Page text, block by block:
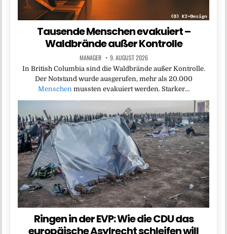
Tausende Menschen evakuiert –
Waldbrände außer Kontrolle
MANAGER 9. AUGUST 2026
In British Columbia sind die Waldbrände außer Kontrolle.
Der Notstand wurde ausgerufen, mehr als 20.000
Menschenmussten evakuiert werden. Starker…
Ringen in der EVP: Wie die CDU das
europäische Asylrecht schleifen will